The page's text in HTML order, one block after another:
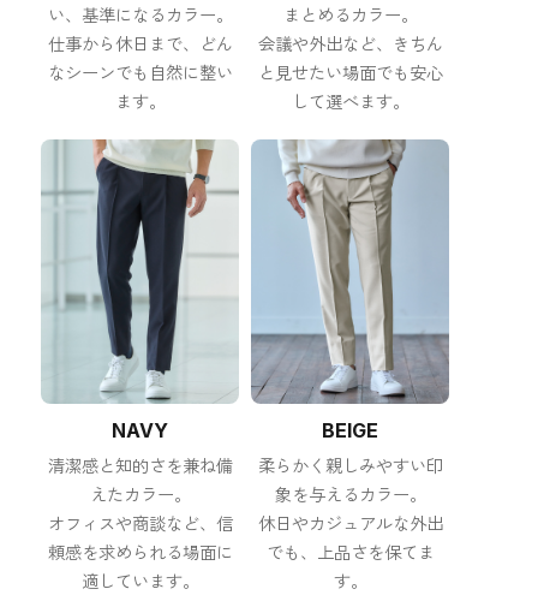
い、基準になるカラー。
仕事から休日まで、どん
なシーンでも自然に整い
ます。
まとめるカラー。
会議や外出など、きちん
と見せたい場面でも安心
して選べます。
NAVY
清潔感と知的さを兼ね備
えたカラー。
オフィスや商談など、信
頼感を求められる場面に
適しています。
BEIGE
柔らかく親しみやすい印
象を与えるカラー。
休日やカジュアルな外出
でも、上品さを保てま
す。